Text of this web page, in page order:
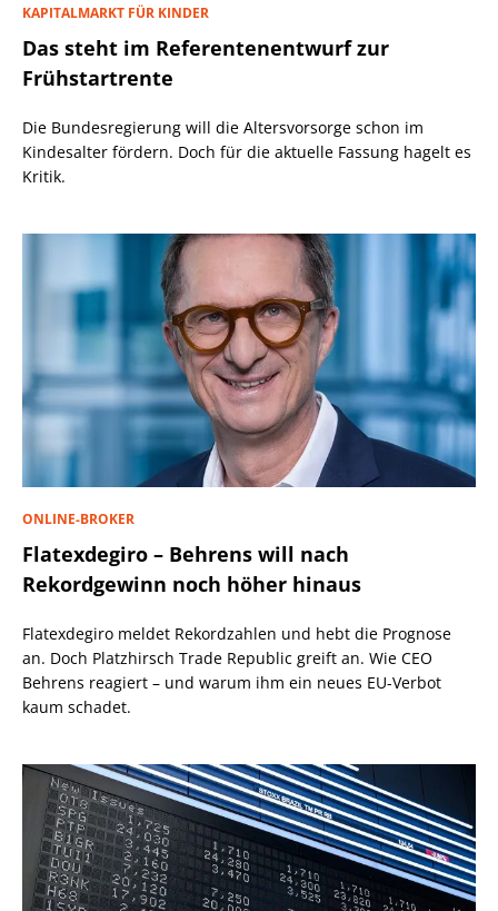
KAPITALMARKT FÜR KINDER
Das steht im Referentenentwurf zur
Frühstartrente
Die Bundesregierung will die Altersvorsorge schon im
Kindesalter fördern. Doch für die aktuelle Fassung hagelt es
Kritik.
ONLINE-BROKER
Flatexdegiro – Behrens will nach
Rekordgewinn noch höher hinaus
Flatexdegiro meldet Rekordzahlen und hebt die Prognose
an. Doch Platzhirsch Trade Republic greift an. Wie CEO
Behrens reagiert – und warum ihm ein neues EU-Verbot
kaum schadet.